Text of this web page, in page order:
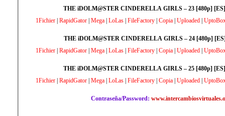
THE iDOLM@STER CINDERELLA GIRLS – 23 [480p]
1Fichier| RapidGator| Mega| LoLas| FileFactory| Copia| Uploaded|
THE iDOLM@STER CINDERELLA GIRLS – 24 [480p]
1Fichier| RapidGator| Mega| LoLas| FileFactory| Copia| Uploaded|
THE iDOLM@STER CINDERELLA GIRLS – 25 [480p]
1Fichier| RapidGator| Mega| LoLas| FileFactory| Copia| Uploaded|
Contraseña/Password: